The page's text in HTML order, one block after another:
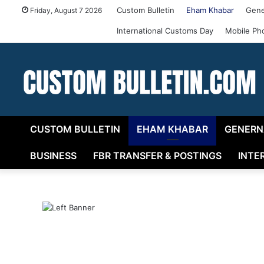
Friday, August 7 2026 Custom Bulletin Eham Khabar
International Customs Day Mobile
CUSTOM BULLETIN EHAM KHABAR
BUSINESS FBR TRANSFER & POSTINGS